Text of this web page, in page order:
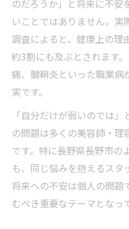
っかいなのは、
始まり、一度悪
う性質にあります
手荒れで将来が
いのか
続けられない手
美容師 理容師の
る
労災になりにくい、
これだけ深刻なの
のだろうか」と将来に不安
いことではありません。
調査によると、健康上の理
約3割にも及ぶとされます
痛、腱鞘炎といった職業病
実です。
「自分だけが弱いのでは
の問題は多くの美容師・
です。特に長野県長野市の
も、同じ悩みを抱えるスタ
将来への不安は個人の問題
むべき重要なテーマとなっ